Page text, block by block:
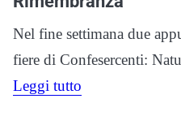
Nel fine settimana due
fiere di Confesercenti:
Leggi tutto